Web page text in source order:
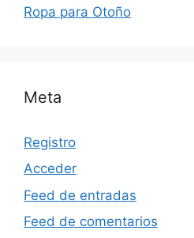
Ropa para Otoño
Meta
Registro
Acceder
Feed de entradas
Feed de comentarios